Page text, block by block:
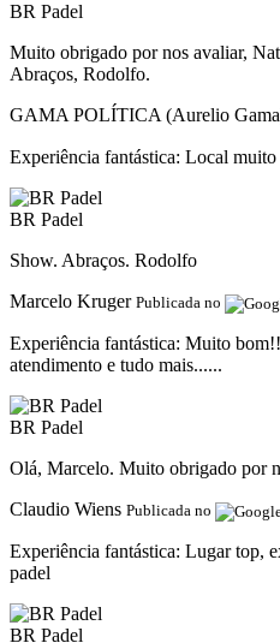
BR Padel
Muito obrigado por nos avaliar,
Abraços, Rodolfo.
GAMA POLÍTICA (Aurelio
Experiência fantástica: Local muito
BR Padel
Show. Abraços. Rodolfo
Marcelo Kruger Publicada no
Experiência fantástica: Muito
atendimento e tudo mais......
BR Padel
Olá, Marcelo. Muito obrigado por
Claudio Wiens Publicada no
Experiência fantástica: Lugar top,
padel
BR Padel